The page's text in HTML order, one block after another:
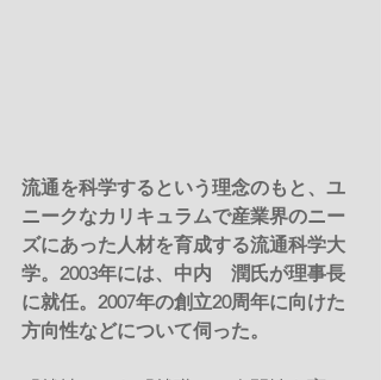
流通を科学するという理念のもと、ユ
ニークなカリキュラムで産業界のニー
ズにあった人材を育成する流通科学大
学。2003年には、中内　潤氏が理事長
に就任。2007年の創立20周年に向けた
方向性などについて伺った。